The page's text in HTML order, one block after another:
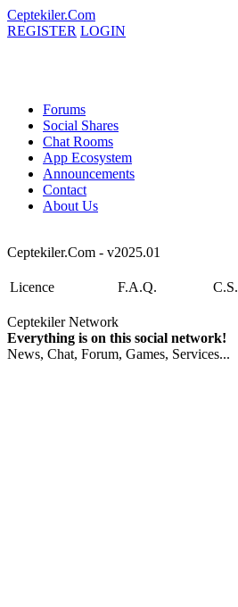
Ceptekiler.Com
REGISTER LOGIN
Forums
Social Shares
Chat Rooms
App Ecosystem
Announcements
Contact
About Us
Ceptekiler.Com - v2025.01
Licence F.A.Q. C.S.
Ceptekiler Network
Everything is on this social network!
News, Chat, Forum, Games, Services...